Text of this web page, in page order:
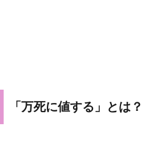
「万死に値する」とは